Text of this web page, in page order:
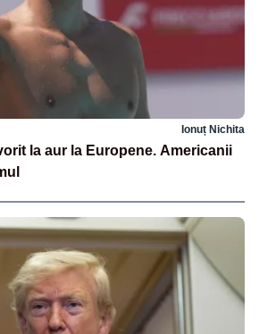
Ionuț Nichita
la aur la Europene. Americanii